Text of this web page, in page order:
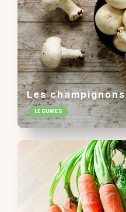
Les champignons
LÉGUMES